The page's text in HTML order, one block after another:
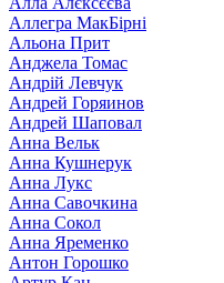
Аллегра МакБірні
Альона Прит
Анджела Томас
Андрій Левчук
Андрей Горяинов
Андрей Шаповал
Анна Вельк
Анна Кушнерук
Анна Лукс
Анна Савочкина
Анна Сокол
Анна Яременко
Антон Горошко